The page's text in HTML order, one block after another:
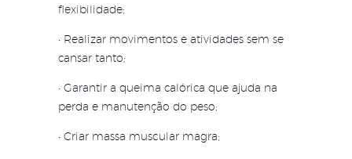
flexibilidade;
• Realizar movimentos e atividades sem se
cansar tanto;
• Garantir a queima calórica que ajuda na
perda e manutenção do peso;
• Criar massa muscular magra;